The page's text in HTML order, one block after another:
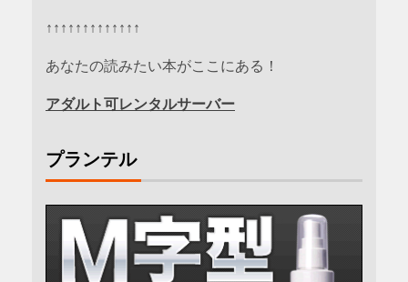
↑↑↑↑↑↑↑↑↑↑↑↑↑
あなたの読みたい本がここにある！
アダルト可レンタルサーバー
プランテル